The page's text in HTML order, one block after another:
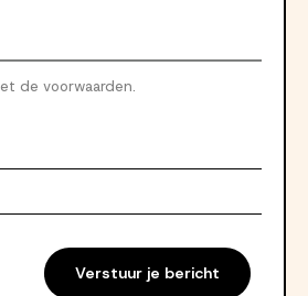
de voorwaarden.
de voorwaarden.
Verstuur je bericht